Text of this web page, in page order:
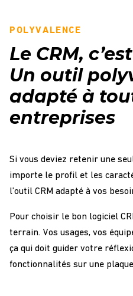
POLYVALENCE
Le CRM,
Un outil
adapté à
entreprises
Si vous deviez retenir une
importe le profil et les
l’outil CRM adapté à vos
Pour choisir le bon logiciel
terrain. Vos usages, vos
ça qui doit guider votre
fonctionnalités sur une